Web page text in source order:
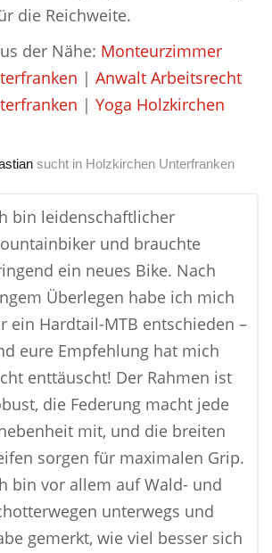
die Reichweite.
der Nähe: Monteurzimmer
| Anwalt Arbeitsrecht
| Yoga Holzkirchen
sucht in Holzkirchen Unterfranken
bin leidenschaftlicher
und brauchte
ein neues Bike. Nach
Überlegen habe ich mich
ein Hardtail-MTB entschieden –
eure Empfehlung hat mich
enttäuscht! Der Rahmen ist
die Federung macht jede
mit, und die breiten
sorgen für maximalen Grip.
bin vor allem auf Wald- und
unterwegs und
gemerkt, wie viel besser sich